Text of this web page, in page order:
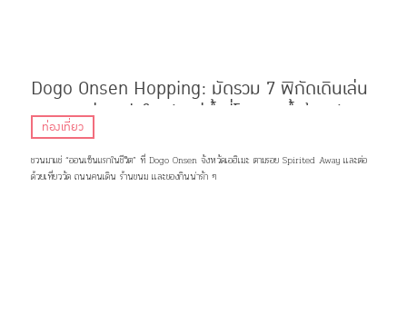
Dogo Onsen Hopping: มัดรวม 7 พิกัดเดินเล่น
กินของอร่อย ฮีลใจหลังแช่น้ำที่โรงอาบน้ำต้นฉบับ
Spirited Away
ท่องเที่ยว
ชวนมาแช่ “ออนเซ็นแรกในชีวิต” ที่ Dogo Onsen จังหวัดเอฮิเมะ ตามรอย Spirited Away เเละต่อ
ด้วยเที่ยววัด ถนนคนเดิน ร้านขนม เเละของกินน่ารัก ๆ